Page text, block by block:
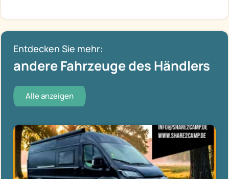
Entdecken Sie mehr:
andere Fahrzeuge des Händlers
Alle anzeigen